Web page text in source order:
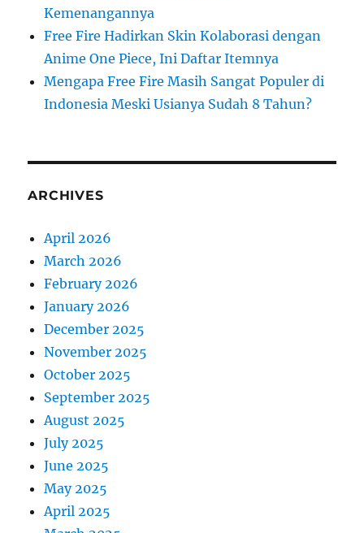
Kemenangannya
Free Fire Hadirkan Skin Kolaborasi dengan
Anime One Piece, Ini Daftar Itemnya
Mengapa Free Fire Masih Sangat Populer di
Indonesia Meski Usianya Sudah 8 Tahun?
ARCHIVES
April 2026
March 2026
February 2026
January 2026
December 2025
November 2025
October 2025
September 2025
August 2025
July 2025
June 2025
May 2025
April 2025